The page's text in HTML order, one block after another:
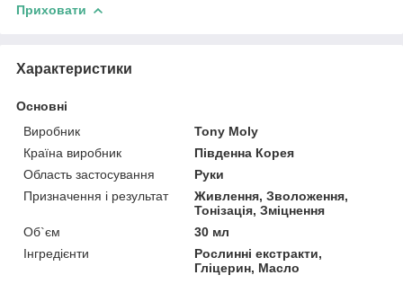
Приховати
Характеристики
Основні
Виробник
Tony Moly
Країна виробник
Південна Корея
Область застосування
Руки
Призначення і результат
Живлення, Зволоження,
Тонізація, Зміцнення
Об`єм
30 мл
Інгредієнти
Рослинні екстракти,
Гліцерин, Масло